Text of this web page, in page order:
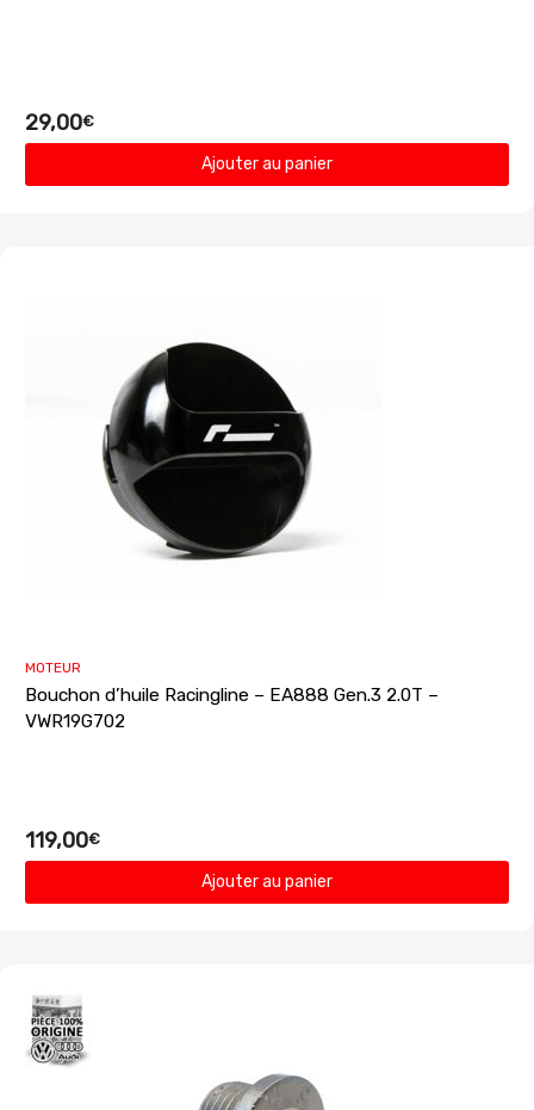
29,00€
Ajouter au panier
MOTEUR
Bouchon d’huile Racingline – EA888 Gen.3 2.0T –
VWR19G702
119,00€
Ajouter au panier